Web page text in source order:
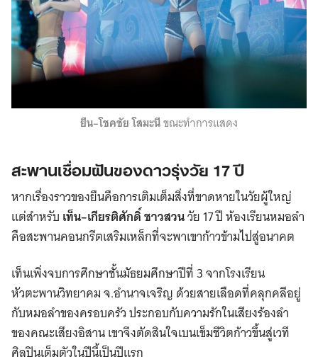
ยืน–โชคชัย โสมะนีขณะทำการแสดง
สะพานเชื่อมฝันของดาวรุ่งวัย 17 ปี
หากเรื่องราวของยืนคือการเติมเต็มสิ่งที่ขาดหายในวัยผู้ใหญ่
แต่สำหรับ เท็น–เกียรติศักดิ์ ชาวสวนวัย 17 ปี ห้องเรียนหมอลำ
คือสะพานคอนกรีตเสริมเหล็กที่จะพาเขาก้าวข้ามไปสู่อนาคต
เท็นเพิ่งจบการศึกษาชั้นมัธยมศึกษาปีที่ 3 จากโรงเรียน
หัวตะพานวิทยาคม จ.อำนาจเจริญ ด้วยสายเลือดที่คลุกคลีอยู่
กับหมอลำของครอบครัว ประกอบกับความรักในเสียงร้องลำ
ของคณะเสียงอิสาน เขาจึงตัดสินใจเบนเข็มชีวิตก้าวขึ้นสู่เวที
ศิลปินเต็มตัวในปีนี้เป็นปีแรก